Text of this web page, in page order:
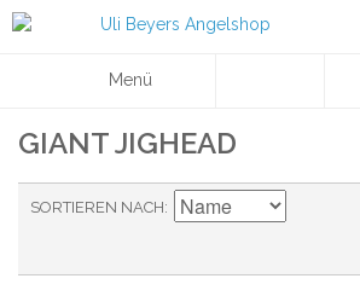
Menü
GIANT JIGHEAD
SORTIEREN NACH